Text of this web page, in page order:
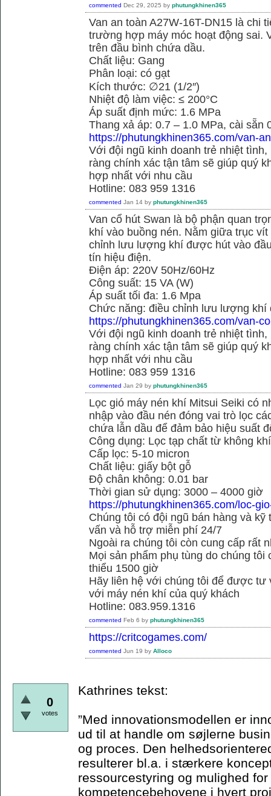
commented Dec 29, 2025 by phutungkhinen365
Van an toàn A27W-16T-DN15 là chi
trường hợp máy móc hoạt động sai.
trên đầu bình chứa dầu.
Chất liệu: Gang
Phân loại: có gạt
Kích thước: ∅21 (1/2″)
Nhiệt độ làm việc: ≤ 200°C
Áp suất định mức: 1.6 MPa
Thang xả áp: 0.7 – 1.0 MPa, cài sẵn
https://phutungkhinen365.com/van-
Với đội ngũ kinh doanh trẻ nhiệt
ràng chính xác tận tâm sẽ giúp quý
hợp nhất với nhu cầu
Hotline: 083 959 1316
commented Jan 14 by phutungkhinen365
Van cổ hút Swan là bộ phận quan
khí vào buồng nén. Nằm giữa trục
chỉnh lưu lượng khí được hút vào
tín hiệu điện.
Điện áp: 220V 50Hz/60Hz
Công suất: 15 VA (W)
Áp suất tối đa: 1.6 Mpa
Chức năng: điều chỉnh lưu lượng khí
https://phutungkhinen365.com/van-
Với đội ngũ kinh doanh trẻ nhiệt
ràng chính xác tận tâm sẽ giúp quý
hợp nhất với nhu cầu
Hotline: 083 959 1316
commented Jan 29 by phutungkhinen365
Lọc gió máy nén khí Mitsui Seiki có
nhập vào đầu nén đóng vai trò lọc
chứa lẫn dầu để đảm bảo hiệu suất
Công dụng: Lọc tạp chất từ không
Cấp lọc: 5-10 micron
Chất liệu: giấy bột gỗ
Độ chân không: 0.01 bar
Thời gian sử dụng: 3000 – 4000 giờ
https://phutungkhinen365.com/loc-
Chúng tôi có đội ngũ bán hàng và
vấn và hỗ trợ miễn phí 24/7
Ngoài ra chúng tôi còn cung cấp rất
Mọi sản phẩm phụ tùng do chúng
thiểu 1500 giờ
Hãy liên hệ với chúng tôi để được tư
với máy nén khí của quý khách
Hotline: 083.959.1316
commented Feb 6 by phutungkhinen365
https://critcogames.com/
commented Jun 19 by Alloco
0
votes
Kathrines tekst:
”Med innovationsmodellen er
ud til at handle om søjlerne
og proces. Den
resulterer bl.a. i stærkere
ressourcestyring og mulighed
kompetencebehovene i hvert